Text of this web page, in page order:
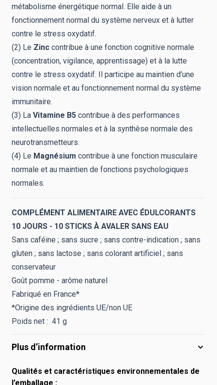
métabolisme énergétique normal. Elle aide à un
fonctionnement normal du système nerveux et à lutter
contre le stress oxydatif.
(2) Le Zinc contribue à une fonction cognitive normale
(concentration, vigilance, apprentissage) et à la lutte
contre le stress oxydatif. Il participe au maintien d’une
vision normale et au fonctionnement normal du système
immunitaire.
(3) La Vitamine B5 contribue à des performances
intellectuelles normales et à la synthèse normale des
neurotransmetteurs.
(4) Le Magnésium contribue à une fonction musculaire
normale et au maintien de fonctions psychologiques
normales.
COMPLÉMENT ALIMENTAIRE AVEC ÉDULCORANTS
10 JOURS - 10 STICKS À AVALER SANS EAU
Sans caféine ; sans sucre ; sans contre-indication ; sans
gluten ; sans lactose ; sans colorant artificiel ; sans
conservateur
Goût pomme - arôme naturel
Fabriqué en France*
*Origine des ingrédients UE/non UE
Poids net : 41 g
Plus d’information
Qualités et caractéristiques environnementales de
l’emballage :